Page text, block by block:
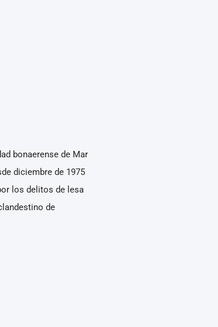
bonaerense de Mar
diciembre de 1975
los delitos de lesa
de